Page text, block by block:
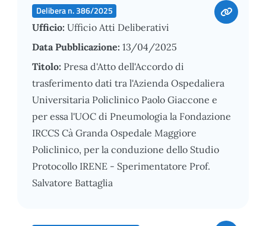
Delibera n. 386/2025
Ufficio: Ufficio Atti Deliberativi
Data Pubblicazione: 13/04/2025
Titolo: Presa d'Atto dell'Accordo di
trasferimento dati tra l'Azienda Ospedaliera
Universitaria Policlinico Paolo Giaccone e
per essa l'UOC di Pneumologia la Fondazione
IRCCS Cà Granda Ospedale Maggiore
Policlinico, per la conduzione dello Studio
Protocollo IRENE - Sperimentatore Prof.
Salvatore Battaglia